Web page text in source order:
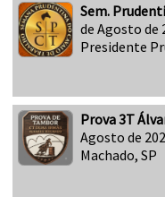
Sem.
de Agosto de
Presidente
Prova 3T
Agosto de
Machado, SP